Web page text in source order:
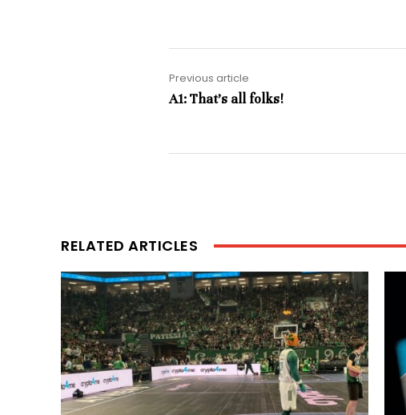
Previous article
A1: That’s all folks!
RELATED ARTICLES